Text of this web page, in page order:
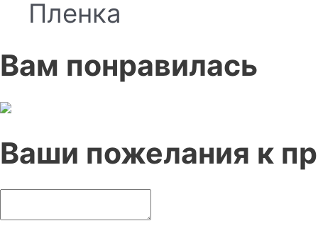
Пленка
Вам понравилась
Ваши пожелания к